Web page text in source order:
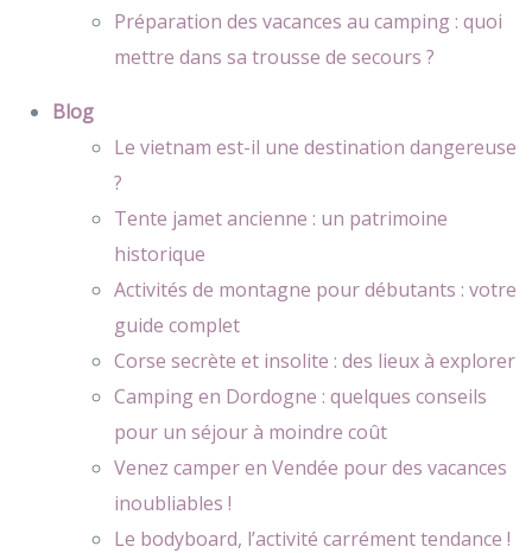
Préparation des vacances au camping : quoi
mettre dans sa trousse de secours ?
Blog
Le vietnam est-il une destination dangereuse
?
Tente jamet ancienne : un patrimoine
historique
Activités de montagne pour débutants : votre
guide complet
Corse secrète et insolite : des lieux à explorer
Camping en Dordogne : quelques conseils
pour un séjour à moindre coût
Venez camper en Vendée pour des vacances
inoubliables !
Le bodyboard, l’activité carrément tendance !